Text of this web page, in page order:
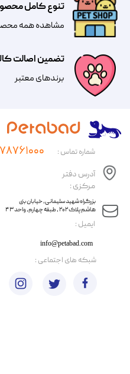
تضمین اصالت
​​برندهای معتبر​​​​​​​
تنوع کامل
مشاهده همه
​ایمیل :
آدرس دفتر
مرکزی :
info@petabad.com
​​بزرگراه شهید سلیمانی، خیابان بنی
هاشم پلاک ۲۰۲ ، طبقه چهارم، واحد ۴۳
شماره تماس : ۰۲۱-
​شبکه های اجتماعی :